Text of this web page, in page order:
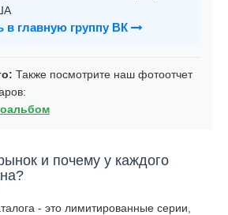
в главную группу ВК
Также посмотрите наш фотоотчет
и почему у каждого
- это лимитированные серии,